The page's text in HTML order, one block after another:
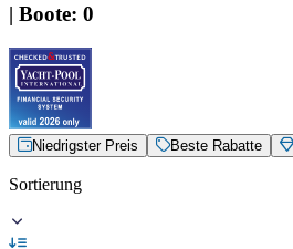
| Boote: 0
Niedrigster Preis Beste Rabatte
Sortierung